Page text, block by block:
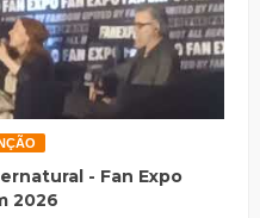
- Fan Expo
2026